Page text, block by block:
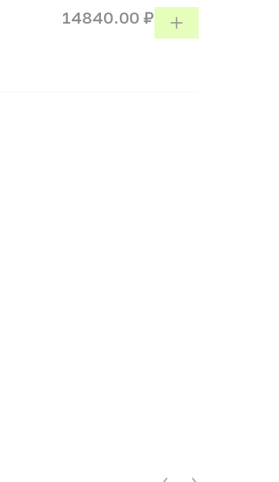
14840.00 ₽